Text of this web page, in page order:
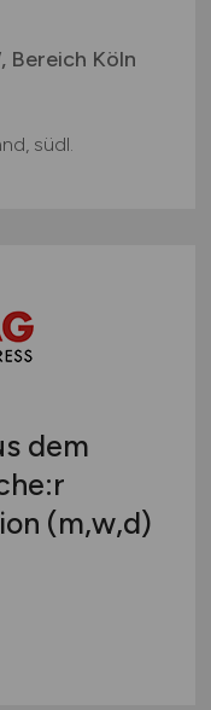
Bereich Köln
südl.
dem
(m,w,d)